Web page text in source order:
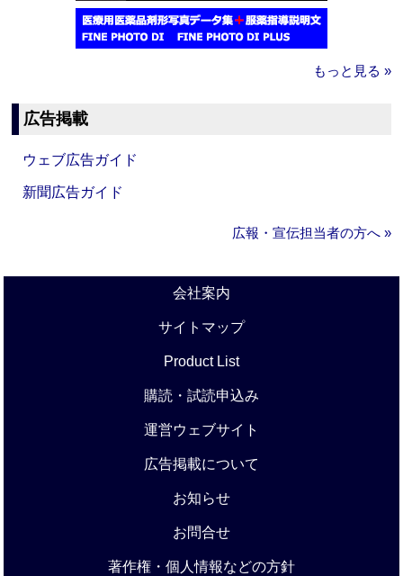
もっと見る »
広告掲載
ウェブ広告ガイド
新聞広告ガイド
広報・宣伝担当者の方へ »
会社案内
サイトマップ
Product List
購読・試読申込み
運営ウェブサイト
広告掲載について
お知らせ
お問合せ
著作権・個人情報などの方針